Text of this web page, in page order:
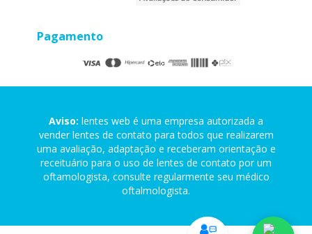
Pagamento
Aviso: lentes web é uma empresa autorizada a
vender lentes de contato para todos que realizarem
uma avaliação, adaptação e receberam orientação e
receituário para o uso de lentes de contato por um
oftamologista, consulte regularmente seu médico
oftalmologista.